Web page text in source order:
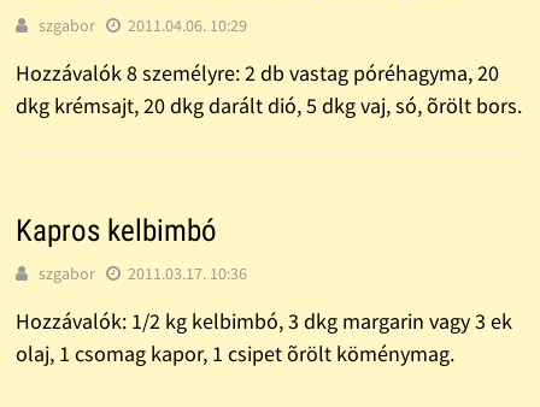
szgabor 2011.04.06. 10:29
Hozzávalók 8 személyre: 2 db vastag póréhagyma, 20
dkg krémsajt, 20 dkg darált dió, 5 dkg vaj, só, õrölt bors.
Kapros kelbimbó
szgabor 2011.03.17. 10:36
Hozzávalók: 1/2 kg kelbimbó, 3 dkg margarin vagy 3 ek
olaj, 1 csomag kapor, 1 csipet õrölt köménymag.